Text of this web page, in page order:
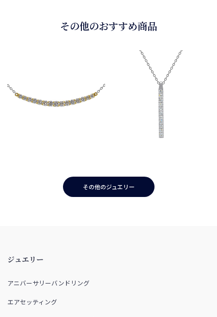
その他のおすすめ商品
その他のジュエリー
ジュエリー
アニバーサリーバンドリング
エアセッティング